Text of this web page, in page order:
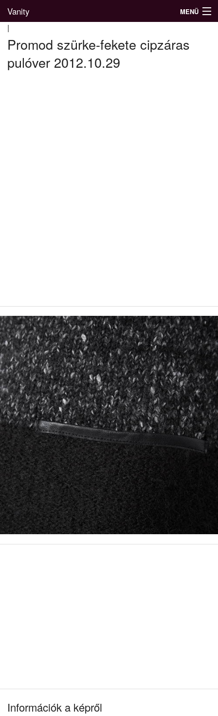
Vanity MENÜ
Divatblog
|
Promod szürke-fekete cipzáras
pulóver 2012.10.29
Információk a képről